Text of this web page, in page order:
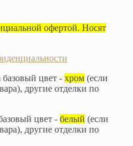
офертой. Носят
цвет - хром (если
другие отделки по
цвет - белый (если
другие отделки по